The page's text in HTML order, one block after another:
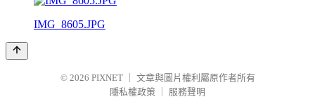
IMG_8605.JPG
© 2026 PIXNET
文章與圖片權利屬原作者所有
隱私權政策
服務聲明